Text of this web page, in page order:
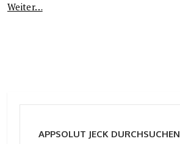
Weiter…
APPSOLUT JECK DURCHSUCHEN